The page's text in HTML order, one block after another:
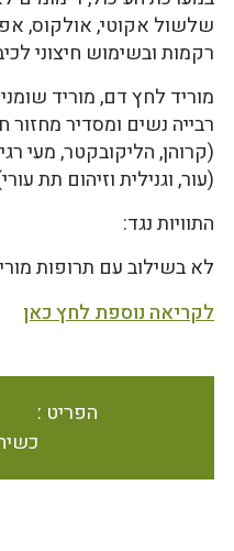
שלשול אקוטי, אולקוס,
רקמות ובשימוש חיצוני
מוריד לחץ דם, מוריד
רבייה נשים ומסדיר מחזור
(קרוהן, הליקובקטר, מעי
(עור, וגנילית וזיהום תת
התוויות נגד:
לא בשילוב עם תרופות
לקריאה נוספת לחץ כאן
הפריט אינו